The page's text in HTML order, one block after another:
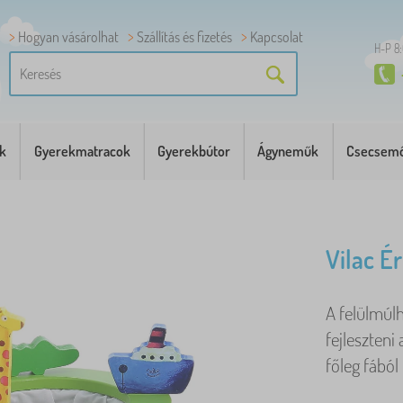
Hogyan vásárolhat Szállítás és fizetés Kapcsolat
H-P
Gyerekmatracok Gyerekbútor Ágyneműk
Vilac
A
fejleszteni
főleg